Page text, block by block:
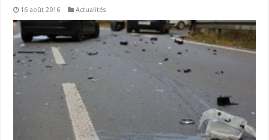
16 août 2016 Actualités